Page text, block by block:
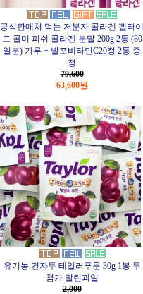
공식판매처 먹는 저분자 콜라겐 펩타이
드 콜미 피쉬 콜라겐 분말 200g 2통 (80
일분) 가루 + 발포비타민C20정 2통 증
정
79,600
63,600원
유기농 건자두 테일러푸룬 30g 1봉 무
첨가 말린과일
2,000